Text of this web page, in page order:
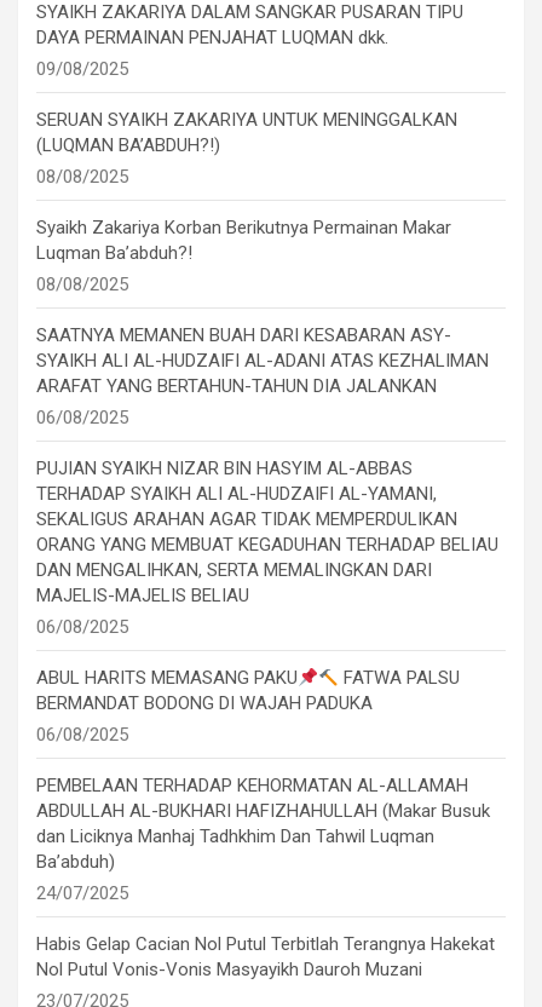
SYAIKH ZAKARIYA DALAM SANGKAR PUSARAN TIPU
DAYA PERMAINAN PENJAHAT LUQMAN dkk.
09/08/2025
SERUAN SYAIKH ZAKARIYA UNTUK MENINGGALKAN
(LUQMAN BA’ABDUH?!)
08/08/2025
Syaikh Zakariya Korban Berikutnya Permainan Makar
Luqman Ba’abduh?!
08/08/2025
SAATNYA MEMANEN BUAH DARI KESABARAN ASY-
SYAIKH ALI AL-HUDZAIFI AL-ADANI ATAS KEZHALIMAN
ARAFAT YANG BERTAHUN-TAHUN DIA JALANKAN
06/08/2025
PUJIAN SYAIKH NIZAR BIN HASYIM AL-ABBAS
TERHADAP SYAIKH ALI AL-HUDZAIFI AL-YAMANI,
SEKALIGUS ARAHAN AGAR TIDAK MEMPERDULIKAN
ORANG YANG MEMBUAT KEGADUHAN TERHADAP BELIAU
DAN MENGALIHKAN, SERTA MEMALINGKAN DARI
MAJELIS-MAJELIS BELIAU
06/08/2025
ABUL HARITS MEMASANG PAKU
FATWA PALSU
BERMANDAT BODONG DI WAJAH PADUKA
06/08/2025
PEMBELAAN TERHADAP KEHORMATAN AL-ALLAMAH
ABDULLAH AL-BUKHARI HAFIZHAHULLAH (Makar Busuk
dan Liciknya Manhaj Tadhkhim Dan Tahwil Luqman
Ba’abduh)
24/07/2025
Habis Gelap Cacian Nol Putul Terbitlah Terangnya Hakekat
Nol Putul Vonis-Vonis Masyayikh Dauroh Muzani
23/07/2025